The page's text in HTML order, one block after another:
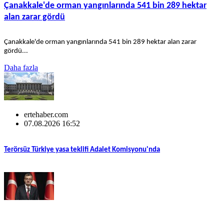
Çanakkale'de orman yangınlarında 541 bin 289 hektar
alan zarar gördü
Çanakkale'de orman yangınlarında 541 bin 289 hektar alan zarar
gördü...
Daha fazla
ertehaber.com
07.08.2026 16:52
Terörsüz Türkiye yasa teklifi Adalet Komisyonu'nda